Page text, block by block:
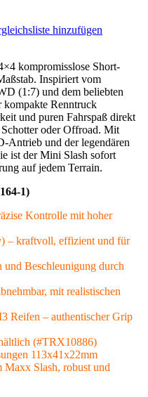
hinzufügen
kompromisslose Short-
Inspiriert vom
(1:7) und dem beliebten
kompakte Renntruck
und puren Fahrspaß direkt
oder Offroad. Mit
Antrieb und der legendären
ist der Mini Slash sofort
auf jedem Terrain.
1)
Kontrolle mit hoher
– kraftvoll, effizient und für
Beschleunigung durch
mit realistischen
– authentischer Grip
(#TRX10886)
113x41x22mm
Maxx Slash, robust und